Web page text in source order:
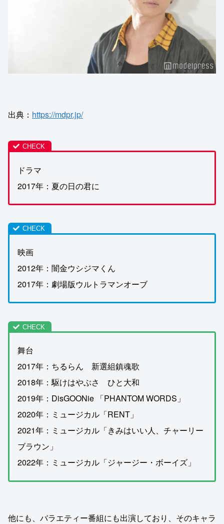
出典： https://mdpr.jp/
ドラマ
2017年：夏の日の君に
映画
2012年：闇金ウシジマくん
2017年：劇場版ウルトラマンオーブ
舞台
2017年：ちるらん 新選組鎮魂歌
2018年：駆けはやぶさ ひと大和
2019年：DisGOONie 「PHANTOM WORDS」
2020年：ミュージカル「RENT」
2021年：ミュージカル「きみはいい人、チャーリー
ブラウン」
2022年：ミュージカル「ジャージー・ボーイズ」
他にも、バラエティー番組にも出演しており、そのキャラ